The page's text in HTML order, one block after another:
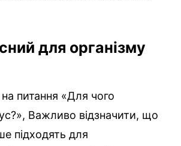
для організму
питання «Для чого
Важливо відзначити, що
підходять для